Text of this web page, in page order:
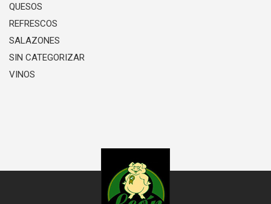
QUESOS
REFRESCOS
SALAZONES
SIN CATEGORIZAR
VINOS